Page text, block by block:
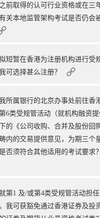
前取得的认可行业资格或在三
关本地监管架构考试是否仍会
短暂在香港为注册机构进行受
可选择甚么注册？
所属银行的北京办事处前往香
6类受规管活动（就机构融资
的《公司收购、合并及股份回
内的交易提供意见，为期三个
否须符合其他适用的考试要求？
第1 及/或第4类受规管活动担
我可获豁免通过香港证券及投